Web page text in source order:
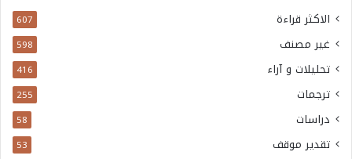
الاكثر قراءة 607
غير مصنف 598
تحليلات و آراء 416
ترجمات 255
دراسات 58
تقدير موقف 53